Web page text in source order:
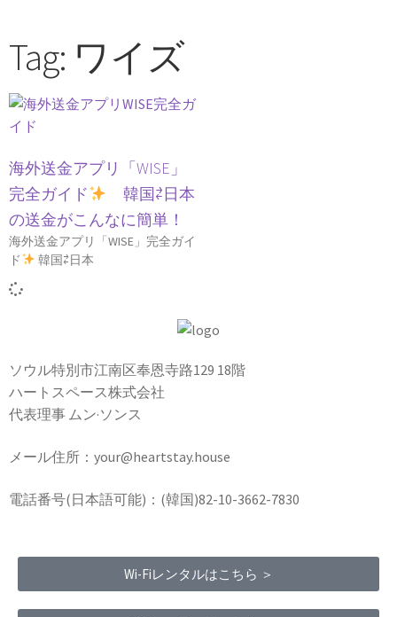
Tag: ワイズ
海外送金アプリ「WISE」
完全ガイド
韓国⇄日本
の送金がこんなに簡単！
海外送金アプリ「WISE」完全ガイ
ド
韓国⇄日本
ソウル特別市江南区奉恩寺路129 18階
ハートスペース株式会社
代表理事 ムン·ソンス
メール住所：your@heartstay.house
電話番号(日本語可能)：(韓国)82-10-3662-7830
Wi-Fiレンタルはこちら ＞